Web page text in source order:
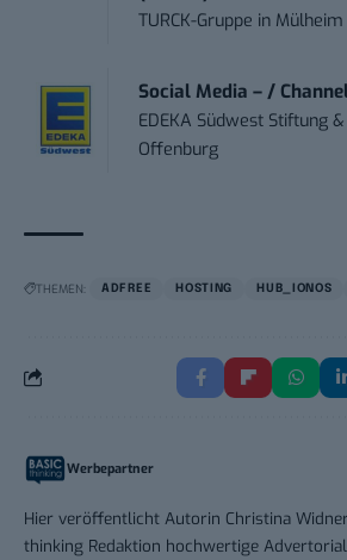
TURCK-Gruppe in
Social Media – /
EDEKA Südwest Stiftung &
Offenburg
THEMEN: ADFREE HOSTING HUB_IONOS
Werbepartner
Hier veröffentlicht Autorin Christina
thinking Redaktion hochwertige